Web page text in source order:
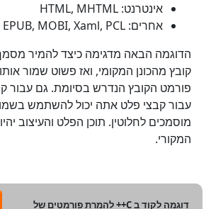
אינטרנט: HTML, MHTML
אחרים: EPUB, MOBI, Xaml, PCL וכו'.
קובץ מהכונן המקומי, ואז פשוט שמור
פורמט הקובץ הנדרש בסיומת. גם עבור
עבור קבצי פלט אתה יכול להשתמש
מוסמכים לחלוטין. תוכן הפלט והעיצוב
המקורי.
דוגמה לקוד ב C++ להמרת פורמטים של